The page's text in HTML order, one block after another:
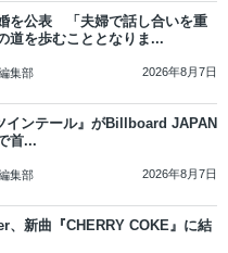
を公表 「夫婦で話し合いを重
道を歩むこととなりま...
集部 2026年8月7日
インテール』がBillboard JAPAN
首...
集部 2026年8月7日
、新曲『CHERRY COKE』に結